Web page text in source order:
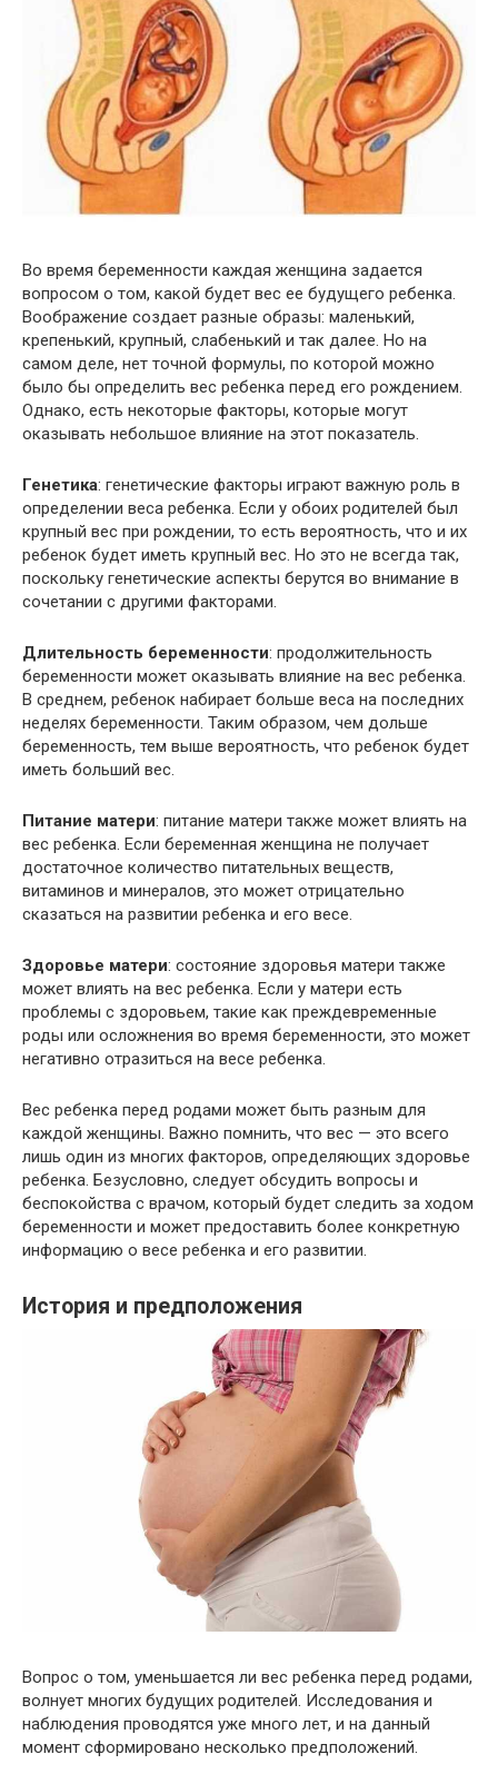
Во время беременности каждая женщина задается
вопросом о том, какой будет вес ее будущего ребенка.
Воображение создает разные образы: маленький,
крепенький, крупный, слабенький и так далее. Но на
самом деле, нет точной формулы, по которой можно
было бы определить вес ребенка перед его рождением.
Однако, есть некоторые факторы, которые могут
оказывать небольшое влияние на этот показатель.
Генетика: генетические факторы играют важную роль в
определении веса ребенка. Если у обоих родителей был
крупный вес при рождении, то есть вероятность, что и их
ребенок будет иметь крупный вес. Но это не всегда так,
поскольку генетические аспекты берутся во внимание в
сочетании с другими факторами.
Длительность беременности: продолжительность
беременности может оказывать влияние на вес ребенка.
В среднем, ребенок набирает больше веса на последних
неделях беременности. Таким образом, чем дольше
беременность, тем выше вероятность, что ребенок будет
иметь больший вес.
Питание матери: питание матери также может влиять на
вес ребенка. Если беременная женщина не получает
достаточное количество питательных веществ,
витаминов и минералов, это может отрицательно
сказаться на развитии ребенка и его весе.
Здоровье матери: состояние здоровья матери также
может влиять на вес ребенка. Если у матери есть
проблемы с здоровьем, такие как преждевременные
роды или осложнения во время беременности, это может
негативно отразиться на весе ребенка.
Вес ребенка перед родами может быть разным для
каждой женщины. Важно помнить, что вес — это всего
лишь один из многих факторов, определяющих здоровье
ребенка. Безусловно, следует обсудить вопросы и
беспокойства с врачом, который будет следить за ходом
беременности и может предоставить более конкретную
информацию о весе ребенка и его развитии.
История и предположения
Вопрос о том, уменьшается ли вес ребенка перед родами,
волнует многих будущих родителей. Исследования и
наблюдения проводятся уже много лет, и на данный
момент сформировано несколько предположений.